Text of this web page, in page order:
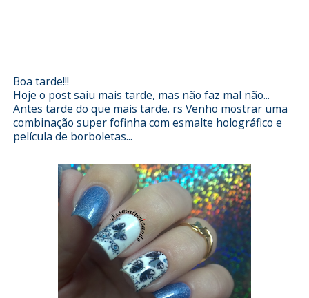
Boa tarde!!!
Hoje o post saiu mais tarde, mas não faz mal não...
Antes tarde do que mais tarde. rs Venho mostrar uma
combinação super fofinha com esmalte holográfico e
película de borboletas...